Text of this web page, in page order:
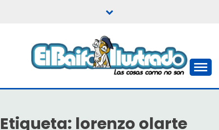
EL BAIFO ILUSTRADO
Etiqueta: lorenzo olarte